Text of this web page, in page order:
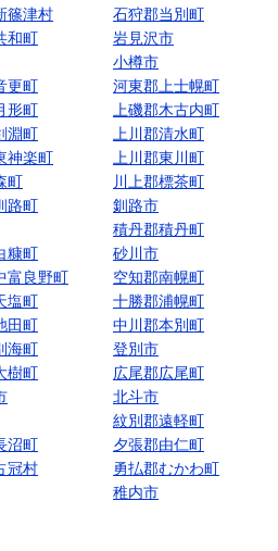
篠津村 石狩郡当別町
和町 岩見沢市
小樽市
更町 河東郡上士幌町
形町 上磯郡木古内町
淵町 上川郡清水町
神楽町 上川郡東川町
町 川上郡標茶町
路町 釧路市
積丹郡積丹町
糠町 砂川市
富良野町 空知郡南幌町
塩町 十勝郡浦幌町
田町 中川郡本別町
海町 登別市
樹町 広尾郡広尾町
北斗市
紋別郡遠軽町
沼町 夕張郡由仁町
冠村 勇払郡むかわ町
稚内市